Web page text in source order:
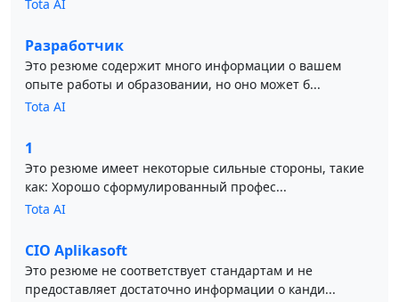
Tota AI
Разработчик
Это резюме содержит много информации о вашем
опыте работы и образовании, но оно может б...
Tota AI
1
Это резюме имеет некоторые сильные стороны, такие
как: Хорошо сформулированный профес...
Tota AI
CIO Aplikasoft
Это резюме не соответствует стандартам и не
предоставляет достаточно информации о канди...